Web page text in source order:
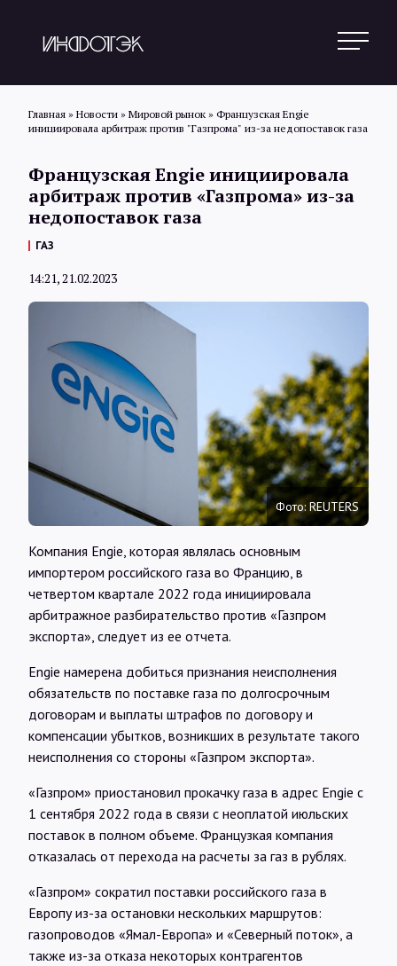
Новости
Интервью
Карты
О нас
@Infotek_Russia
Главная » Новости » Мировой рынок » Французская Engie
инициировала арбитраж против "Газпрома" из-за недопоставок газа
Французская Engie инициировала
арбитраж против «Газпрома» из-за
недопоставок газа
ГАЗ
14:21, 21.02.2023
Фото: REUTERS
Компания Engie, которая являлась основным
импортером российского газа во Францию, в
четвертом квартале 2022 года инициировала
арбитражное разбирательство против «Газпром
экспорта», следует из ее отчета.
Engie намерена добиться признания неисполнения
обязательств по поставке газа по долгосрочным
договорам и выплаты штрафов по договору и
компенсации убытков, возникших в результате такого
неисполнения со стороны «Газпром экспорта».
«Газпром» приостановил прокачку газа в адрес Engie с
1 сентября 2022 года в связи с неоплатой июльских
поставок в полном объеме. Французкая компания
отказалась от перехода на расчеты за газ в рублях.
«Газпром» сократил поставки российского газа в
Европу из-за остановки нескольких маршрутов:
газопроводов «Ямал-Европа» и «Северный поток», а
также из-за отказа некоторых контрагентов